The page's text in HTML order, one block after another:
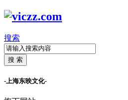
搜索
搜 索
-上海东映文化-